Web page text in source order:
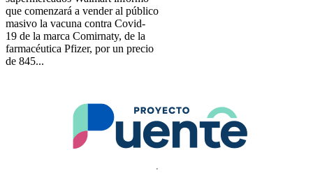
que comenzará a vender al público
masivo la vacuna contra Covid-
19 de la marca Comirnaty, de la
farmacéutica Pfizer, por un precio
de 845...
.